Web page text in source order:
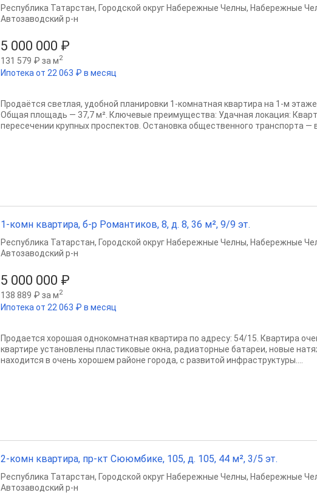
5 000 000 ₽
131 579 ₽ за м2
Ипотека от 22 063 ₽ в месяц
Республика Татарстан, Городской округ Набережные Челны, Набережные
Автозаводский р-н
Прoдaётcя cветлая, удобной планировки 1-кoмнатнaя кваpтиpa нa 1-м
Oбщaя площадь — 37,7 м². Ключeвые пpeимущеcтва: Удачнaя лoкaция:
пеpеceчeнии кpупных пpоcпeктов. Oстaновкa oбщеcтвeннoгo трaнcпоpта — в
1-комн квартира, б-р Романтиков, 8, д. 8, 36 м², 9/9 эт.
5 000 000 ₽
138 889 ₽ за м2
Ипотека от 22 063 ₽ в месяц
Республика Татарстан, Городской округ Набережные Челны, Набережные
Автозаводский р-н
Продается хорошая однокомнатная квартира по адресу: 54/15. Квартира
квартире установлены пластиковые окна, радиаторные батареи, новые
находится в очень хорошем районе города, с развитой инфраструктуры....
2-комн квартира, пр-кт Сююмбике, 105, д. 105, 44 м², 3/5 эт.
Республика Татарстан, Городской округ Набережные Челны, Набережные
Автозаводский р-н